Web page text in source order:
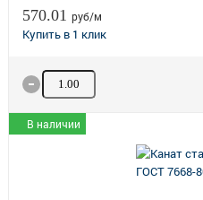
570.01 руб/м
Количество товара
В наличии